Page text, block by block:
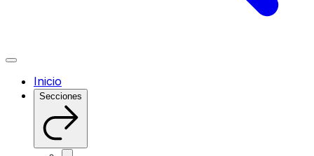
Inicio
Secciones